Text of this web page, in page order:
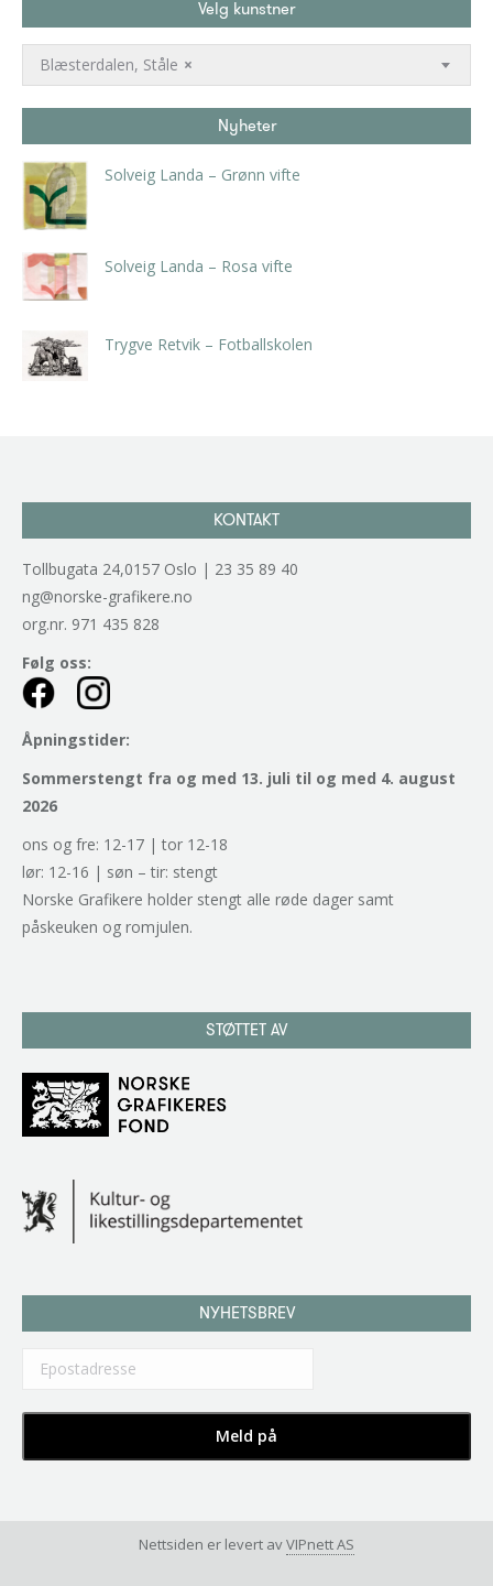
Velg kunstner
×
Blæsterdalen, Ståle
Nyheter
Solveig Landa – Grønn vifte
Solveig Landa – Rosa vifte
Trygve Retvik – Fotballskolen
KONTAKT
Tollbugata 24,0157 Oslo | 23 35 89 40
ng@norske-grafikere.no
org.nr. 971 435 828
Følg oss:
Åpningstider:
Sommerstengt fra og med 13. juli til og med 4. august
2026
ons og fre: 12-17 | tor 12-18
lør: 12-16 | søn – tir: stengt
Norske Grafikere holder stengt alle røde dager samt
påskeuken og romjulen.
STØTTET AV
NYHETSBREV
Nettsiden er levert avVIPnett AS